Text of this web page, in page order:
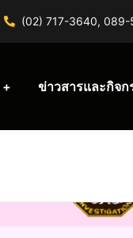
(02) 717-3640,
ข่าวสารและกิจก